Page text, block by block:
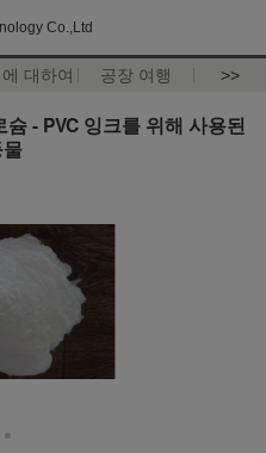
Co.,Ltd
대하여 공장 여행 >>
- PVC 잉크를 위해 사용된